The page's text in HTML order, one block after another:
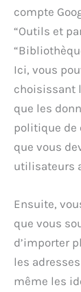
compte
“Outils et
Ici, vous
choisissant
que les
politique de
que vous
utilisateurs
Ensuite,
que vous
d’importer
les
même les